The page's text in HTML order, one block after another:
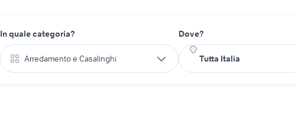
In quale categoria?
Arredamento e Casalinghi
Dove?